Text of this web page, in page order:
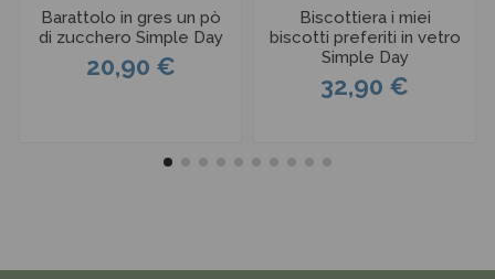
Barattolo in gres un pò
di zucchero Simple Day
20,90 €
Biscottiera i miei
biscotti preferiti in vetro
Simple Day
32,90 €